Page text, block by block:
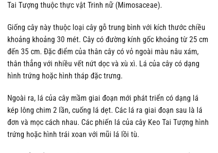
Tai Tượng thuộc thực vật Trinh nữ (Mimosaceae).
Giống cây này thuộc loại cây gỗ trung bình với kích thước chiều
khoảng khoảng 30 mét. Cây có đường kính gốc khoảng từ 25 cm
đến 35 cm. Đặc điểm của thân cây có vỏ ngoài màu nâu xám,
thân thẳng với nhiều vết nứt dọc và xù xì. Lá của cây có dạng
hình trứng hoặc hình tháp đặc trưng.
Ngoài ra, lá của cây mầm giai đoạn mới phát triển có dạng lá
kép lông chim 2 lần, cuống lá dẹt. Các lá ra giai đoạn sau là lá
đơn và mọc cách nhau. Các phiến lá của cây Keo Tai Tượng hình
trứng hoặc hình trái xoan với mũi lá lồi tù.